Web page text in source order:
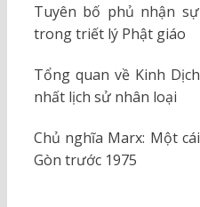
Tuyên bố phủ nhận
trong triết lý Phật giáo
Tổng quan về Kinh
nhất lịch sử nhân loại
Chủ nghĩa Marx: Một
Gòn trước 1975